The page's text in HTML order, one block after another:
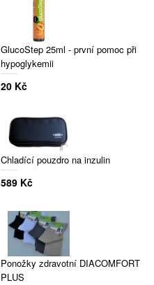
GlucoStep 25ml - první pomoc při
hypoglykemii
20 Kč
Chladící pouzdro na inzulin
589 Kč
Ponožky zdravotní DIACOMFORT
PLUS